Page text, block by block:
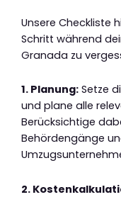
Unsere Checkliste
Schritt während
Granada zu
1. Planung: Setze
und plane alle
Berücksichtige
Behördengänge
2.